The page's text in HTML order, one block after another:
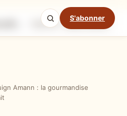
S'abonner
Ingrédients Étapes
Mode cuisine
Amann : la gourmandise